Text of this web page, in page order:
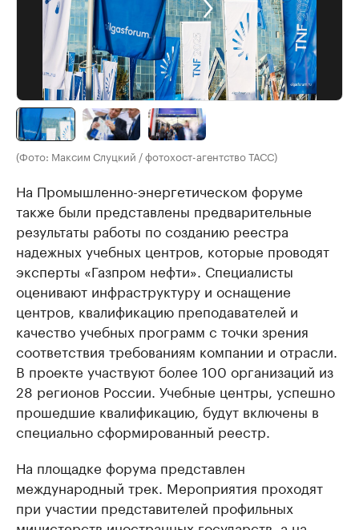
(Фото: Максим Слуцкий / фотохост-агентство ТАСС)
На Промышленно-энергетическом форуме
также были представлены предварительные
результаты работы по созданию реестра
надежных учебных центров, которые проводят
эксперты «Газпром нефти». Специалисты
оценивают инфраструктуру и оснащение
центров, квалификацию преподавателей и
качество учебных программ с точки зрения
соответствия требованиям компании и отрасли.
В проекте участвуют более 100 организаций из
28 регионов России. Учебные центры, успешно
прошедшие квалификацию, будут включены в
специально сформированный реестр.
На площадке форума представлен
международный трек. Мероприятия проходят
при участии представителей профильных